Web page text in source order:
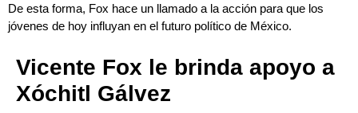
De esta forma, Fox hace un llamado a la acción para que los
jóvenes de hoy influyan en el futuro político de México.
Vicente Fox le brinda apoyo a
Xóchitl Gálvez